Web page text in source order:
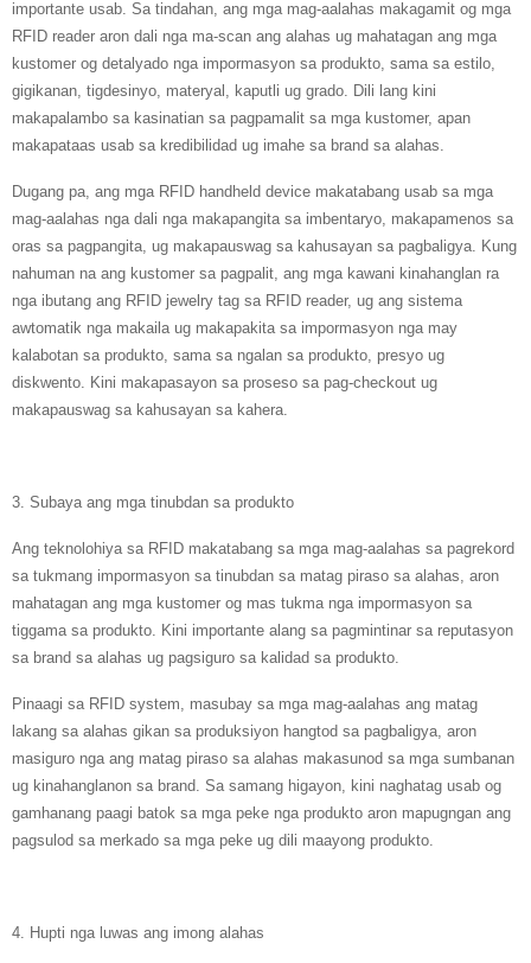
importante usab. Sa tindahan, ang mga mag-aalahas makagamit og mga
RFID reader aron dali nga ma-scan ang alahas ug mahatagan ang mga
kustomer og detalyado nga impormasyon sa produkto, sama sa estilo,
gigikanan, tigdesinyo, materyal, kaputli ug grado. Dili lang kini
makapalambo sa kasinatian sa pagpamalit sa mga kustomer, apan
makapataas usab sa kredibilidad ug imahe sa brand sa alahas.
Dugang pa, ang mga RFID handheld device makatabang usab sa mga
mag-aalahas nga dali nga makapangita sa imbentaryo, makapamenos sa
oras sa pagpangita, ug makapauswag sa kahusayan sa pagbaligya. Kung
nahuman na ang kustomer sa pagpalit, ang mga kawani kinahanglan ra
nga ibutang ang RFID jewelry tag sa RFID reader, ug ang sistema
awtomatik nga makaila ug makapakita sa impormasyon nga may
kalabotan sa produkto, sama sa ngalan sa produkto, presyo ug
diskwento. Kini makapasayon ​​​​sa proseso sa pag-checkout ug
makapauswag sa kahusayan sa kahera.
3. Subaya ang mga tinubdan sa produkto
Ang teknolohiya sa RFID makatabang sa mga mag-aalahas sa pagrekord
sa tukmang impormasyon sa tinubdan sa matag piraso sa alahas, aron
mahatagan ang mga kustomer og mas tukma nga impormasyon sa
tiggama sa produkto. Kini importante alang sa pagmintinar sa reputasyon
sa brand sa alahas ug pagsiguro sa kalidad sa produkto.
Pinaagi sa RFID system, masubay sa mga mag-aalahas ang matag
lakang sa alahas gikan sa produksiyon hangtod sa pagbaligya, aron
masiguro nga ang matag piraso sa alahas makasunod sa mga sumbanan
ug kinahanglanon sa brand. Sa samang higayon, kini naghatag usab og
gamhanang paagi batok sa mga peke nga produkto aron mapugngan ang
pagsulod sa merkado sa mga peke ug dili maayong produkto.
4. Hupti nga luwas ang imong alahas